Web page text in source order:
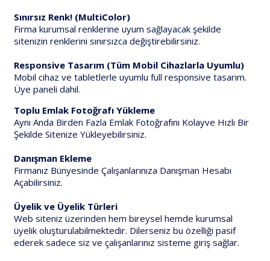
Sınırsız Renk! (MultiColor)
Firma kurumsal renklerine uyum sağlayacak şekilde
sitenizin renklerini sınırsızca değiştirebilirsiniz.
Responsive Tasarım (Tüm Mobil Cihazlarla Uyumlu)
Mobil cihaz ve tabletlerle uyumlu full responsive tasarım.
Üye paneli dahil.
Toplu Emlak Fotoğrafı Yükleme
Aynı Anda Birden Fazla Emlak Fotoğrafını Kolayve Hızlı Bir
Şekilde Sitenize Yükleyebilirsiniz.
Danışman Ekleme
Firmanız Bünyesinde Çalışanlarınıza Danışman Hesabı
Açabilirsiniz.
Üyelik ve Üyelik Türleri
Web siteniz üzerinden hem bireysel hemde kurumsal
üyelik oluşturulabilmektedir. Dilerseniz bu özelliği pasif
ederek sadece siz ve çalışanlarınız sisteme giriş sağlar.